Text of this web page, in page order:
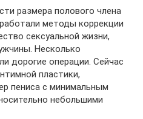
размера полового члена
методы коррекции
сексуальной жизни,
Несколько
дорогие операции. Сейчас
пластики,
пениса с минимальным
небольшими